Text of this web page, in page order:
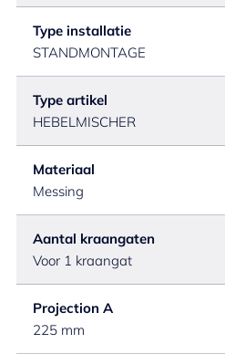
Type installatie
STANDMONTAGE
Type artikel
HEBELMISCHER
Materiaal
Messing
Aantal kraangaten
Voor 1 kraangat
Projection A
225 mm